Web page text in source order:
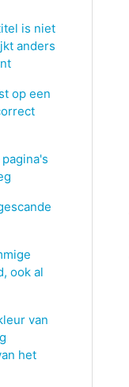
is niet
anders
op een
ook al
van
het